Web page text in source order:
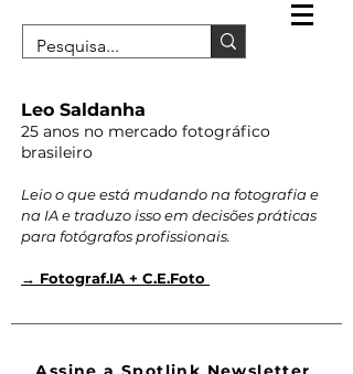
Leo Saldanha
25 anos no mercado fotográfico
brasileiro
Leio o que está mudando na fotografia e
na IA e traduzo isso em decisões práticas
para fotógrafos profissionais.
→ Fotograf.IA + C.E.Foto